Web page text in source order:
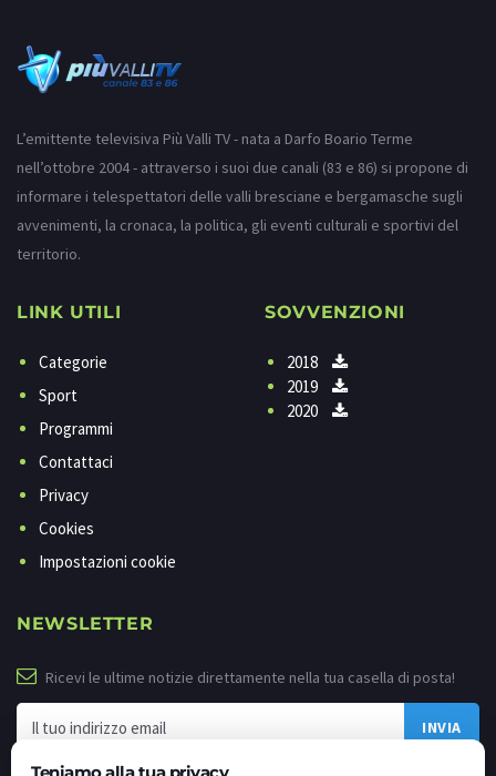
L’emittente televisiva Più Valli TV - nata a Darfo Boario Terme
nell’ottobre 2004 - attraverso i suoi due canali (83 e 86) si propone di
informare i telespettatori delle valli bresciane e bergamasche sugli
avvenimenti, la cronaca, la politica, gli eventi culturali e sportivi del
territorio.
LINK UTILI
Categorie
Sport
Programmi
Contattaci
Privacy
Cookies
Impostazioni cookie
SOVVENZIONI
2018
2019
2020
NEWSLETTER
Ricevi le ultime notizie direttamente nella tua casella di posta!